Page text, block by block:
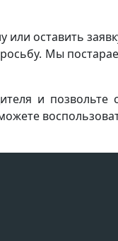
или оставить
Мы
и позвольте